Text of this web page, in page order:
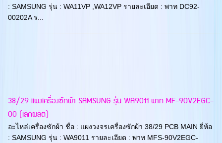
: SAMSUNG รุ่น : WA11VP ,WA12VP รายละเอียด : พาท DC92-
00202A ร...
38/29 แผงเครื่องซักผ้า SAMSUNG รุ่น WA9011 พาท MF-90V2EGC-
00 (เลิกผลิต)
อะไหล่เครื่องซักผ้า ชื่อ : แผงวงจรเครื่องซักผ้า 38/29 PCB MAIN ยี่ห้อ
: SAMSUNG รุ่น : WA9011 รายละเอียด : พาท MFS-90V2EGC-